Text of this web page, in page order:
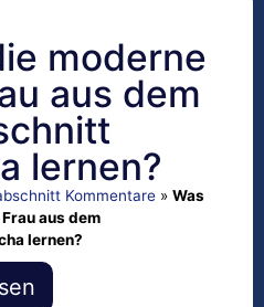
moderne
aus dem
lernen?
Kommentare » Was
aus dem
lernen?